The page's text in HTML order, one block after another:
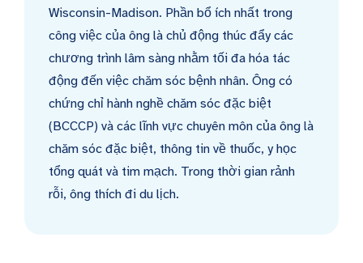
Wisconsin-Madison. Phần bổ ích nhất trong
công việc của ông là chủ động thúc đẩy các
chương trình lâm sàng nhằm tối đa hóa tác
động đến việc chăm sóc bệnh nhân. Ông có
chứng chỉ hành nghề chăm sóc đặc biệt
(BCCCP) và các lĩnh vực chuyên môn của ông là
chăm sóc đặc biệt, thông tin về thuốc, y học
tổng quát và tim mạch. Trong thời gian rảnh
rỗi, ông thích đi du lịch.